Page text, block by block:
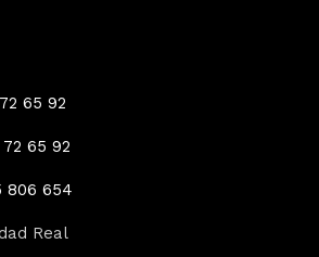
65 92
65 92
806 654
Real